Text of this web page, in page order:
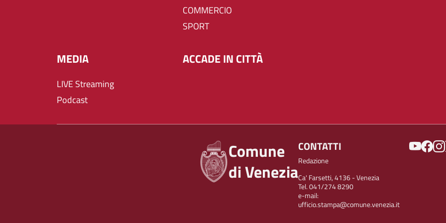
COMMERCIO
SPORT
MEDIA
LIVE Streaming
Podcast
ACCADE IN CITTÀ
Comune
di Venezia
CONTATTI
Redazione
Ca' Farsetti, 4136 - Venezia
Tel. 041/274 8290
e-mail:
ufficio.stampa@comune.venezia.it